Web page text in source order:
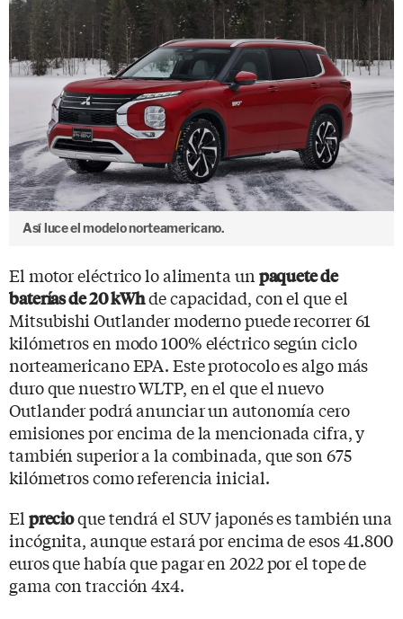
Así luce el modelo norteamericano.
El motor eléctrico lo alimenta un paquete de
baterías de 20 kWhde capacidad, con el que el
Mitsubishi Outlander moderno puede recorrer 61
kilómetros en modo 100% eléctrico según ciclo
norteamericano EPA. Este protocolo es algo más
duro que nuestro WLTP, en el que el nuevo
Outlander podrá anunciar un autonomía cero
emisiones por encima de la mencionada cifra, y
también superior a la combinada, que son 675
kilómetros como referencia inicial.
El precioque tendrá el SUV japonés es también una
incógnita, aunque estará por encima de esos 41.800
euros que había que pagar en 2022 por el tope de
gama con tracción 4x4.